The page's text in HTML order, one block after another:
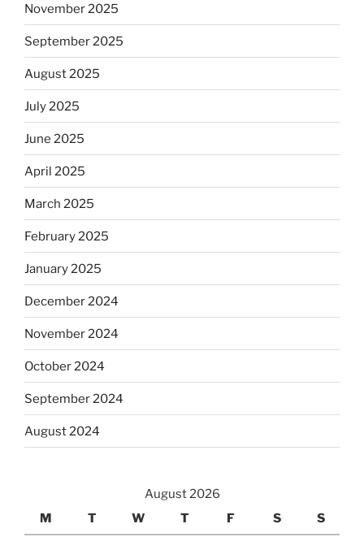
November 2025
September 2025
August 2025
July 2025
June 2025
April 2025
March 2025
February 2025
January 2025
December 2024
November 2024
October 2024
September 2024
August 2024
August 2026
M
T W T F S S